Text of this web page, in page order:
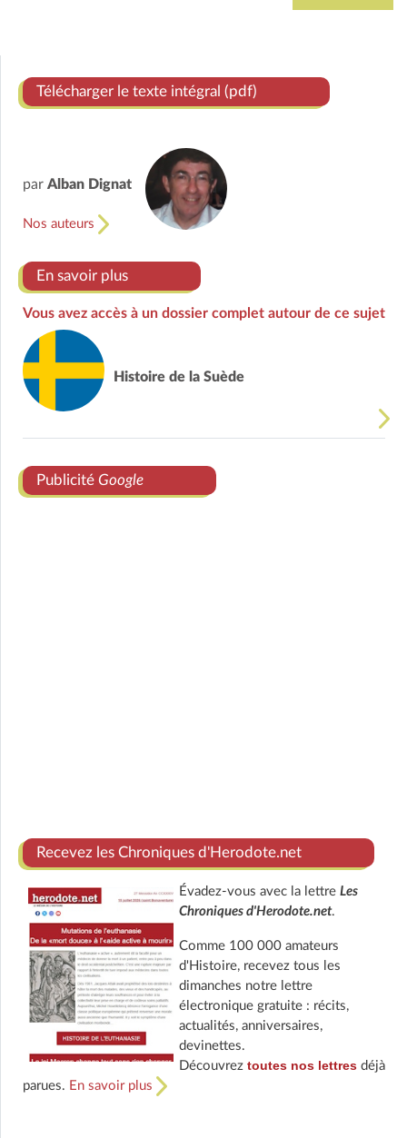
Télécharger le texte intégral (pdf)
par Alban Dignat
Nos auteurs
En savoir plus
Vous avez accès à un dossier complet autour de ce sujet
Histoire de la Suède
Publicité Google
Recevez les Chroniques d'Herodote.net
Évadez-vous avec la lettre Les
Chroniques d'Herodote.net.
Comme 100 000 amateurs
d'Histoire, recevez tous les
dimanches notre lettre
électronique gratuite : récits,
actualités, anniversaires,
devinettes.
Découvrez toutes nos lettresdéjà
parues. En savoir plus